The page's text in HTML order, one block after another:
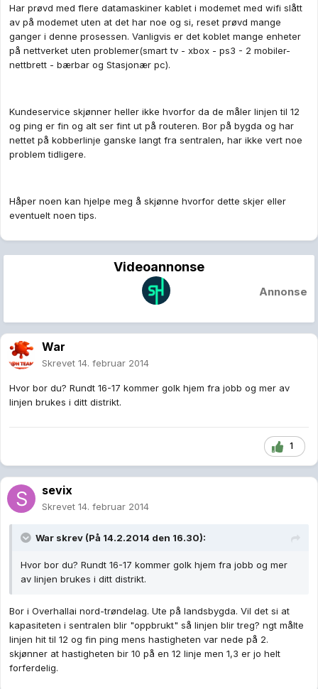
Har prøvd med flere datamaskiner kablet i modemet med wifi slått
av på modemet uten at det har noe og si, reset prøvd mange
ganger i denne prosessen. Vanligvis er det koblet mange enheter
på nettverket uten problemer(smart tv - xbox - ps3 - 2 mobiler-
nettbrett - bærbar og Stasjonær pc).
Kundeservice skjønner heller ikke hvorfor da de måler linjen til 12
og ping er fin og alt ser fint ut på routeren. Bor på bygda og har
nettet på kobberlinje ganske langt fra sentralen, har ikke vert noe
problem tidligere.
Håper noen kan hjelpe meg å skjønne hvorfor dette skjer eller
eventuelt noen tips.
Videoannonse
Annonse
War
Skrevet 14. februar 2014
Hvor bor du? Rundt 16-17 kommer golk hjem fra jobb og mer av
linjen brukes i ditt distrikt.
1
sevix
Skrevet 14. februar 2014
War skrev (På 14.2.2014 den 16.30):
Hvor bor du? Rundt 16-17 kommer golk hjem fra jobb og mer
av linjen brukes i ditt distrikt.
Bor i Overhallai nord-trøndelag. Ute på landsbygda. Vil det si at
kapasiteten i sentralen blir "oppbrukt" så linjen blir treg? ngt målte
linjen hit til 12 og fin ping mens hastigheten var nede på 2.
skjønner at hastigheten bir 10 på en 12 linje men 1,3 er jo helt
forferdelig.